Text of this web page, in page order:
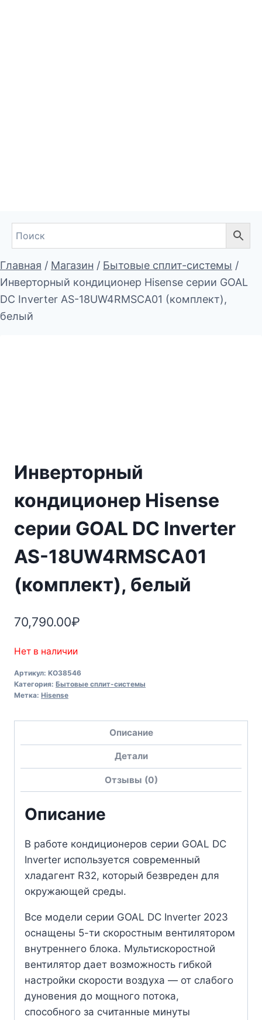
Главная / Магазин / Бытовые сплит-системы /
Инверторный кондиционер Hisense серии GOAL
DC Inverter AS-18UW4RMSCA01 (комплект),
белый
Инверторный
кондиционер Hisense
серии GOAL DC Inverter
AS-18UW4RMSCA01
(комплект), белый
70,790.00₽
Нет в наличии
Артикул: KO38546
Категория: Бытовые сплит-системы
Метка: Hisense
Описание
Детали
Отзывы (0)
Описание
В работе кондиционеров серии GOAL DC
Inverter используется современный
хладагент R32, который безвреден для
окружающей среды.
Все модели серии GOAL DC Inverter 2023
оснащены 5-ти скоростным вентилятором
внутреннего блока. Мультискоростной
вентилятор дает возможность гибкой
настройки скорости воздуха — от слабого
дуновения до мощного потока,
способного за считанные минуты